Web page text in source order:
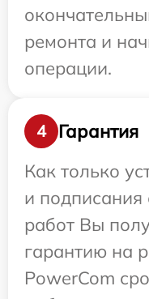
ремонта и
операции.
4
Гарантия
Как только
и
работ Вы
гарантию на
PowerCom